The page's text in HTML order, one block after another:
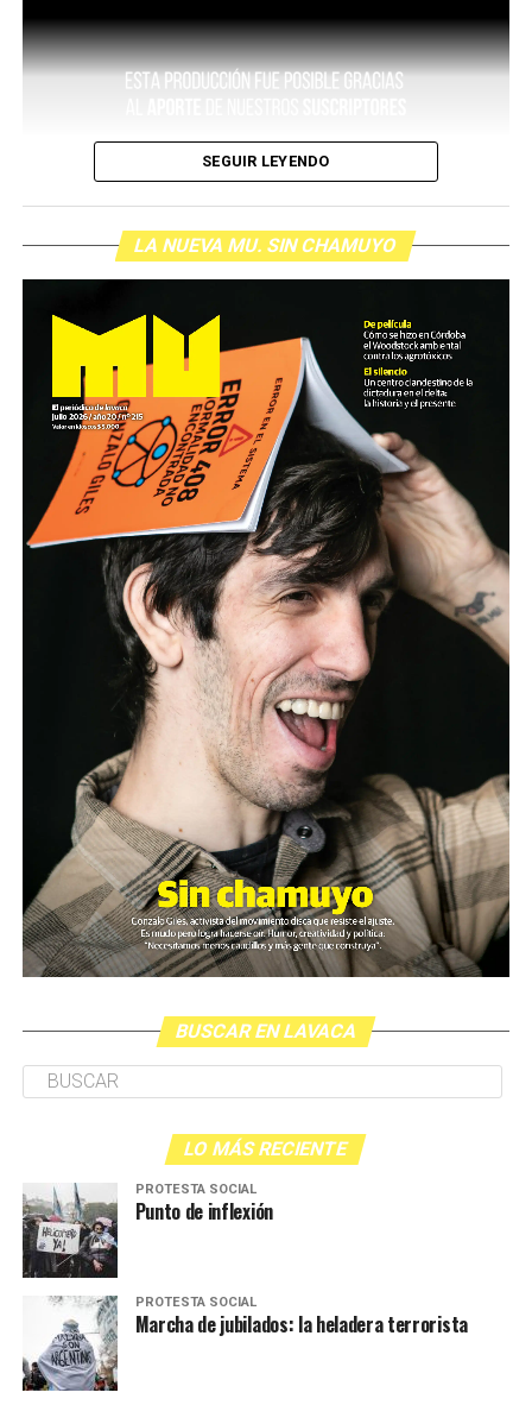
SEGUIR LEYENDO
LA NUEVA MU. SIN CHAMUYO
BUSCAR EN LAVACA
LO MÁS RECIENTE
PROTESTA SOCIAL
Punto de inflexión
PROTESTA SOCIAL
Marcha de jubilados: la heladera terrorista